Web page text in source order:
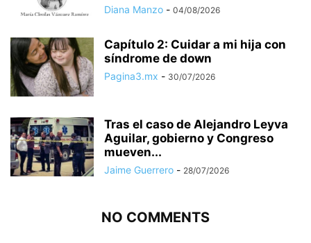
Diana Manzo - 04/08/2026
Capítulo 2: Cuidar a mi hija con
síndrome de down
Pagina3.mx - 30/07/2026
Tras el caso de Alejandro Leyva
Aguilar, gobierno y Congreso
mueven...
Jaime Guerrero - 28/07/2026
NO COMMENTS